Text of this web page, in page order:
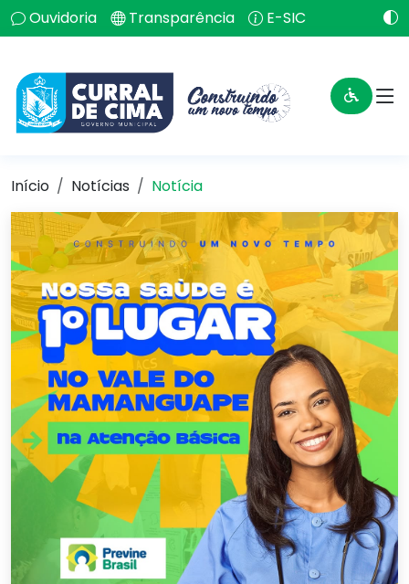
Ouvidoria Transparência E-SIC
Início Notícias Notícia